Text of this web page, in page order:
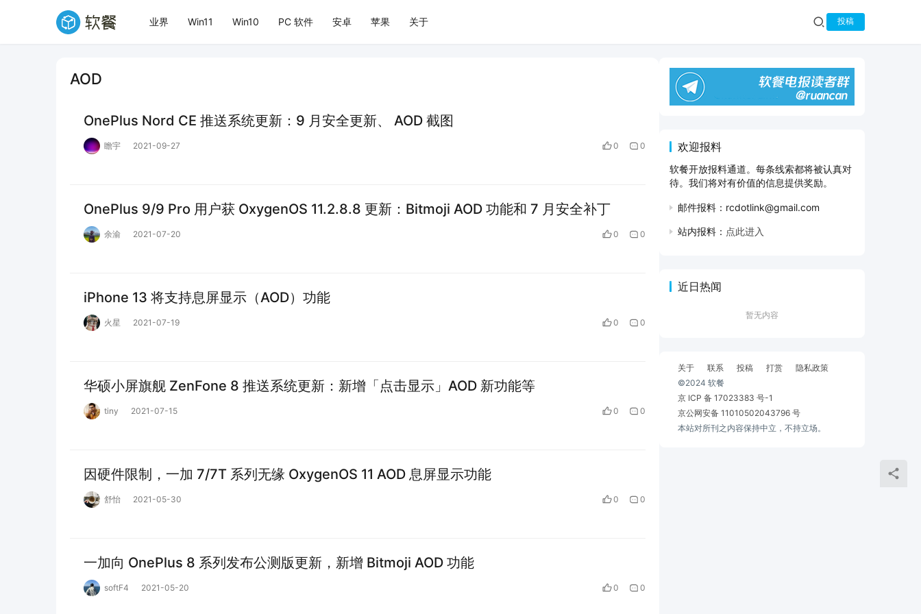
业界 Win11 Win10 PC 软件 安卓 苹果 关于 投稿
AOD
OnePlus Nord CE 推送系统更新：9 月安全更新、 AOD 截图
瞻宇 2021-09-27 0 0
OnePlus 9/9 Pro 用户获 OxygenOS 11.2.8.8 更新：Bitmoji AOD 功能和 7 月安全补丁
余渝 2021-07-20 0 0
iPhone 13 将支持息屏显示（AOD）功能
火星 2021-07-19 0 0
华硕小屏旗舰 ZenFone 8 推送系统更新：新增「点击显示」AOD 新功能等
tiny 2021-07-15 0 0
因硬件限制，一加 7/7T 系列无缘 OxygenOS 11 AOD 息屏显示功能
舒怡 2021-05-30 0 0
一加向 OnePlus 8 系列发布公测版更新，新增 Bitmoji AOD 功能
softF4 2021-05-20 0 0
欢迎报料
软餐开放报料通道。每条线索都将被认真对
待。我们将对有价值的信息提供奖励。
邮件报料：rcdotlink@gmail.com
站内报料： 点此进入
近日热闻
暂无内容
关于 联系 投稿 打赏
隐私政策
©2024 软餐
京 ICP 备 17023383 号-1
京公网安备 11010502043796 号
本站对所刊之内容保持中立，不持立场。